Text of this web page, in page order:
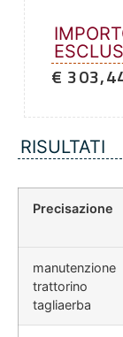
€
RISULTATI
Precisazione
manutenzione
trattorino
tagliaerba